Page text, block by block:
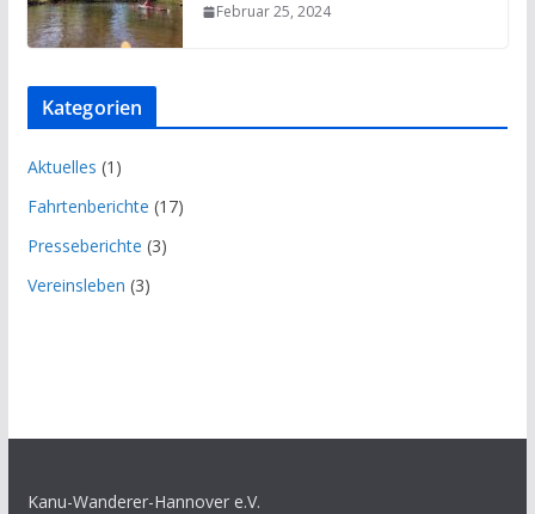
Februar 25, 2024
Kategorien
Aktuelles (1)
Fahrtenberichte (17)
Presseberichte (3)
Vereinsleben (3)
Kanu-Wanderer-Hannover e.V.